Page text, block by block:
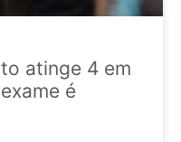
atinge 4 em
é